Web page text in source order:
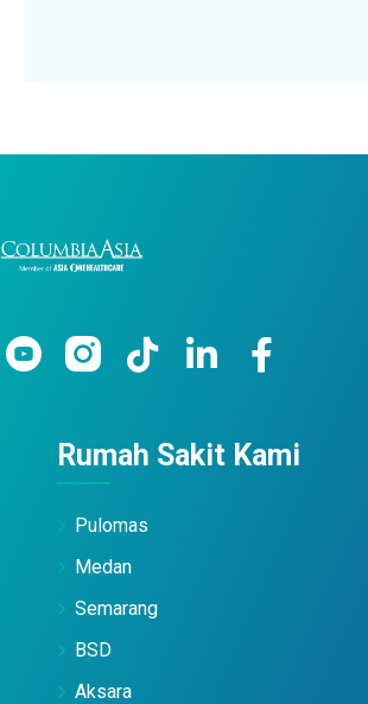
Rumah Sakit Kami
Pulomas
Medan
Semarang
BSD
Aksara